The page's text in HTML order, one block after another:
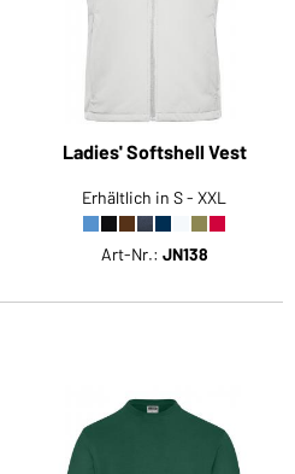
Ladies' Softshell Vest
Erhältlich in S - XXL
Art-Nr.: JN138